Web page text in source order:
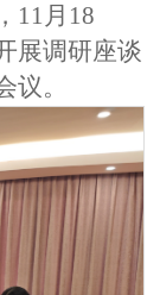
11 月 18
展调研座谈
议。